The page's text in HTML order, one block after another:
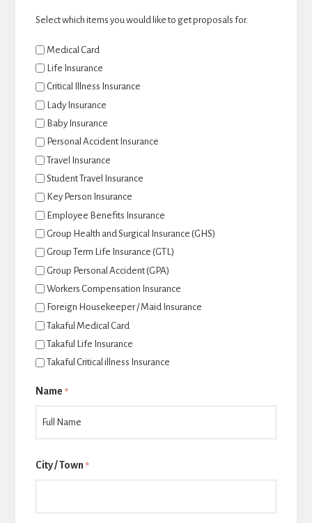
Select which items you would like to get proposals for.
Medical Card
Life Insurance
Critical Illness Insurance
Lady Insurance
Baby Insurance
Personal Accident Insurance
Travel Insurance
Student Travel Insurance
Key Person Insurance
Employee Benefits Insurance
Group Health and Surgical Insurance (GHS)
Group Term Life Insurance (GTL)
Group Personal Accident (GPA)
Workers Compensation Insurance
Foreign Housekeeper / Maid Insurance
Takaful Medical Card
Takaful Life Insurance
Takaful Critical illness Insurance
Name *
City / Town *